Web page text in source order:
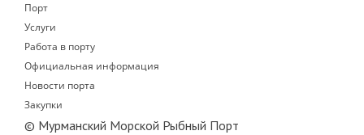
Порт
Услуги
Работа в порту
Официальная информация
Новости порта
Закупки
© Мурманский Морской Рыбный Порт